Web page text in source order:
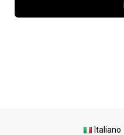
Italiano